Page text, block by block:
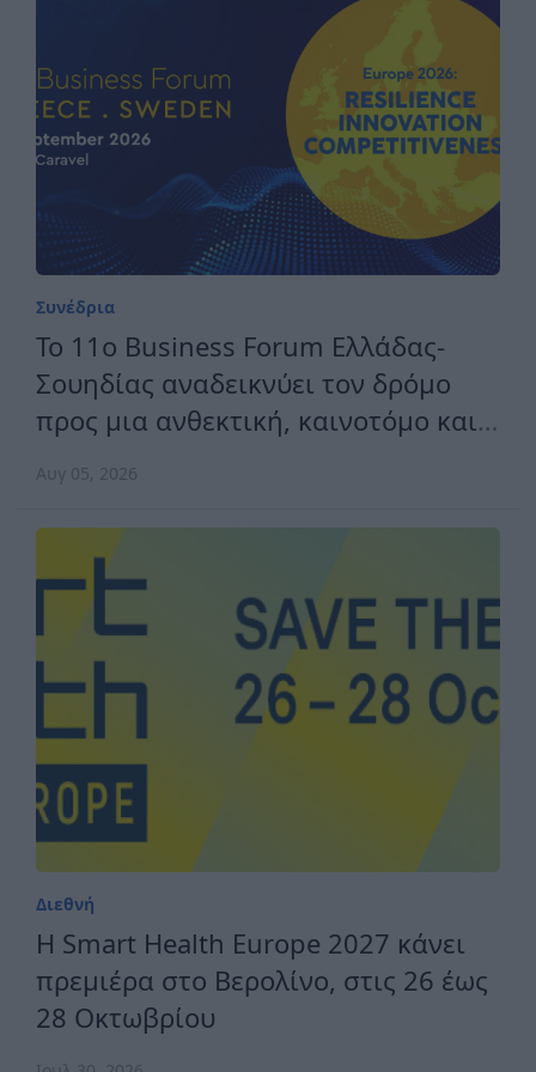
Συνέδρια
Το 11ο Business Forum Ελλάδας-
Σουηδίας αναδεικνύει τον δρόμο
προς μια ανθεκτική, καινοτόμο και
Αυγ 05, 2026
Διεθνή
H Smart Health Europe 2027 κάνει
πρεμιέρα στο Βερολίνο, στις 26 έως
28 Οκτωβρίου